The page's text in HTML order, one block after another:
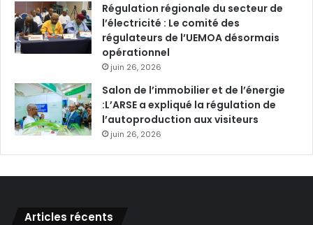
Régulation régionale du secteur de
l’électricité : Le comité des
régulateurs de l’UEMOA désormais
opérationnel
juin 26, 2026
Salon de l’immobilier et de l’énergie
:L’ARSE a expliqué la régulation de
l’autoproduction aux visiteurs
juin 26, 2026
Articles récents